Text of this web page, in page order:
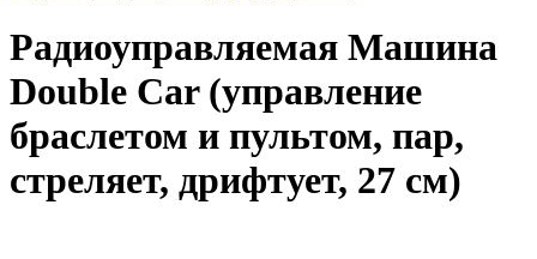
Радиоуправляемая Машина
Double Car (управление
браслетом и пультом, пар,
стреляет, дрифтует, 27 см)